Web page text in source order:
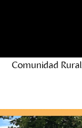
Comunidad Rural